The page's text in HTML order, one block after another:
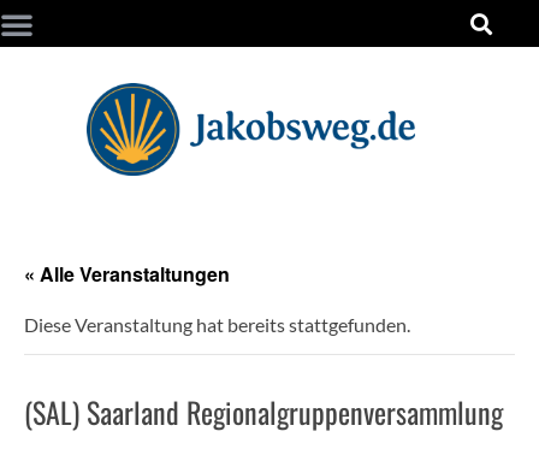
« Alle Veranstaltungen
Diese Veranstaltung hat bereits stattgefunden.
(SAL) Saarland Regionalgruppenversammlung